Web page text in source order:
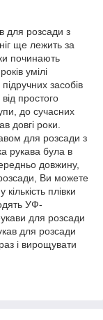
для розсади з
ще лежить за
починають
умілі
засобів
простого
до сучасних
довгі роки.
для розсади з
рукава була в
довжину,
Ви можете
плівки
УФ-
для розсади
для розсади
і вирощувати